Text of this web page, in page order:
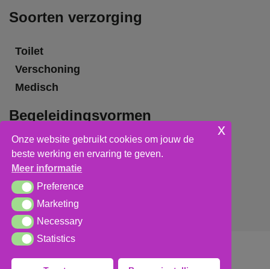
Soorten verzorging
Toilet
Verschoning
Medisch
Begeleidingsvormen
Grote groepsbegeleiding
Kleine groepsbegeleiding
Individuele begeleiding
cookieverklaring
Onze website gebruikt cookies om jouw de
beste werking en ervaring te geven.
Meer informatie
PreferencePreference
MarketingMarketing
NecessaryNecessary
StatisticsStatistics
x